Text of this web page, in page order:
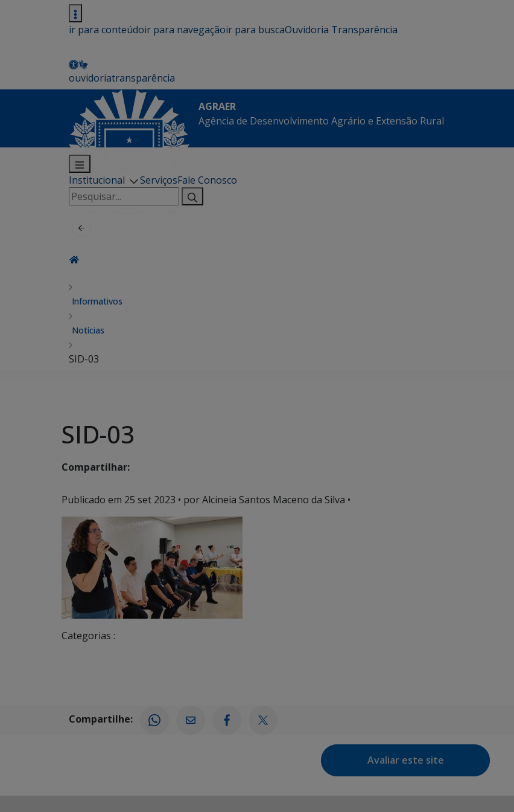
ir para conteúdoir para navegaçãoir para buscaOuvidoria Transparência
ouvidoriatransparência
AGRAER
Agência de Desenvolvimento Agrário e Extensão Rural
Institucional ServiçosFale Conosco
Pesquisar
por:
Informativos
Notícias
SID-03
SID-03
Compartilhar:
Publicado em 25 set 2023 • por Alcineia Santos Maceno da Silva •
Categorias :
Compartilhe:
Avaliar este site